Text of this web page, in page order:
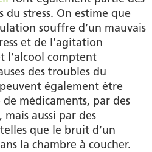
du stress. On estime que
souffre d’un mauvais
et de l’agitation
l’alcool comptent
des troubles du
également être
médicaments, par des
aussi par des
que le bruit d’un
la chambre à coucher.